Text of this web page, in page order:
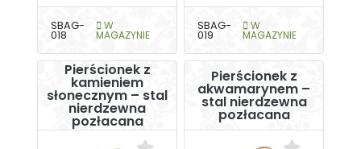
SBAG-
018
W
MAGAZYNIE
SBAG-
019
W
MAGAZYNIE
Pierścionek z
kamieniem
słonecznym – stal
nierdzewna
pozłacana
Pierścionek z
akwamarynem –
stal nierdzewna
pozłacana